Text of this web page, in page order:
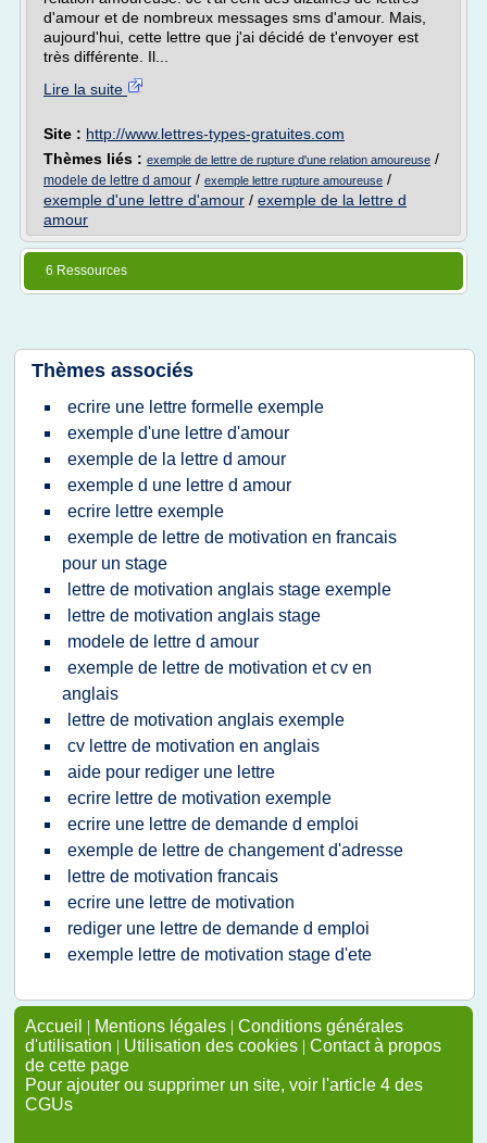
d'amour et de nombreux messages sms d'amour. Mais,
aujourd'hui, cette lettre que j'ai décidé de t'envoyer est
très différente. Il...
Lire la suite
Site : http://www.lettres-types-gratuites.com
Thèmes liés : exemple de lettre de rupture d'une relation amoureuse /
modele de lettre d amour / exemple lettre rupture amoureuse /
exemple d'une lettre d'amour / exemple de la lettre d
amour
6 Ressources
Thèmes associés
ecrire une lettre formelle exemple
exemple d'une lettre d'amour
exemple de la lettre d amour
exemple d une lettre d amour
ecrire lettre exemple
exemple de lettre de motivation en francais
pour un stage
lettre de motivation anglais stage exemple
lettre de motivation anglais stage
modele de lettre d amour
exemple de lettre de motivation et cv en
anglais
lettre de motivation anglais exemple
cv lettre de motivation en anglais
aide pour rediger une lettre
ecrire lettre de motivation exemple
ecrire une lettre de demande d emploi
exemple de lettre de changement d'adresse
lettre de motivation francais
ecrire une lettre de motivation
rediger une lettre de demande d emploi
exemple lettre de motivation stage d'ete
Accueil | Mentions légales | Conditions générales
d'utilisation | Utilisation des cookies | Contact à propos
de cette page
Pour ajouter ou supprimer un site, voir l'article 4 des
CGUs